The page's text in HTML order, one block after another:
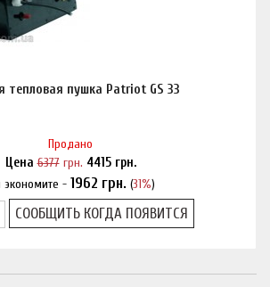
тепловая пушка Patriot GS 33
Продано
Цена6377грн. 4415грн.
экономите - 1962 грн. (31%)
Нашли дешевле?
СООБЩИТЬ КОГДА ПОЯВИТСЯ